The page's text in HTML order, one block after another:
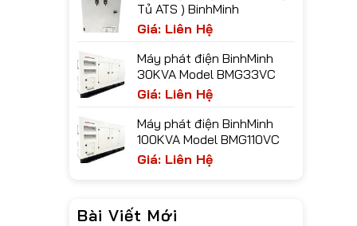
Tủ ATS ) BinhMinh
Giá: Liên Hệ
Máy phát điện BinhMinh
30KVA Model BMG33VC
Giá: Liên Hệ
Máy phát điện BinhMinh
100KVA Model BMG110VC
Giá: Liên Hệ
Bài Viết Mới